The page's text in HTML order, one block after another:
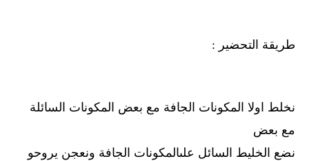
طريقة التحضير :
نخلط اولا المكونات الجافة مع بعض المكونات السائلة
مع بعض
نضع الخليط السائل علىالمكونات الجافة ونعجن يروحو